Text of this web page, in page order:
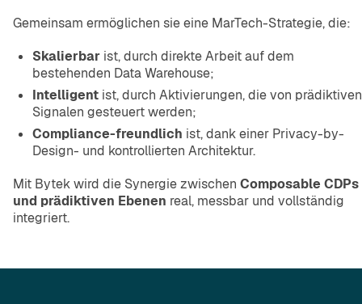
Gemeinsam ermöglichen sie eine MarTech-Strategie, die:
Skalierbar ist, durch direkte Arbeit auf dem
bestehenden Data Warehouse;
Intelligent ist, durch Aktivierungen, die von prädiktiven
Signalen gesteuert werden;
Compliance-freundlich ist, dank einer Privacy-by-
Design- und kontrollierten Architektur.
Mit Bytek wird die Synergie zwischen Composable CDPs
und prädiktiven Ebenen real, messbar und vollständig
integriert.